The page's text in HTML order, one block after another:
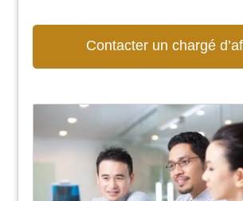
Contacter un chargé